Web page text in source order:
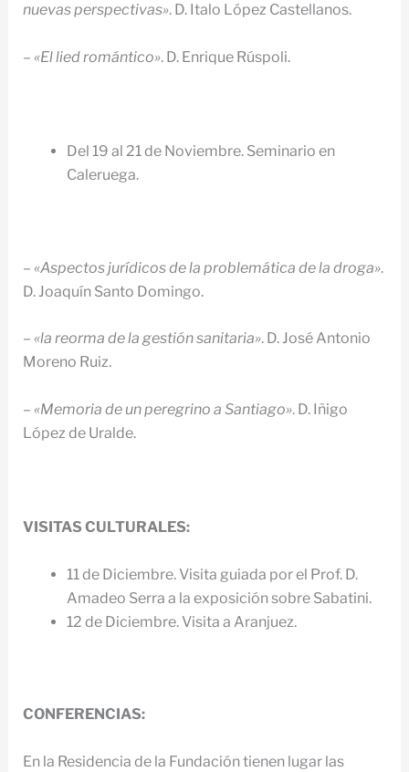
nuevas perspectivas». D. Italo López Castellanos.
– «El lied romántico». D. Enrique Rúspoli.
Del 19 al 21 de Noviembre. Seminario en
Caleruega.
– «Aspectos jurídicos de la problemática de la droga».
D. Joaquín Santo Domingo.
– «la reorma de la gestión sanitaria». D. José Antonio
Moreno Ruiz.
– «Memoria de un peregrino a Santiago». D. Iñigo
López de Uralde.
VISITAS CULTURALES:
11 de Diciembre. Visita guiada por el Prof. D.
Amadeo Serra a la exposición sobre Sabatini.
12 de Diciembre. Visita a Aranjuez.
CONFERENCIAS:
En la Residencia de la Fundación tienen lugar las